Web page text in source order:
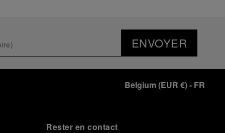
ENVOYER
Belgium (EUR €)- FR
Rester en contact